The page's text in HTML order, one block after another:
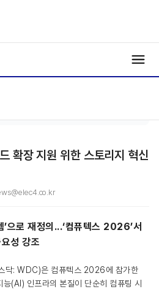
확장 지원 위한 스토리지 혁신
으로 재정의...‘컴퓨텍스 2026’서
성 강조
닥: WDC)은 컴퓨텍스 2026에 참가한
(AI) 인프라의 본질이 단순히 컴퓨팅 시